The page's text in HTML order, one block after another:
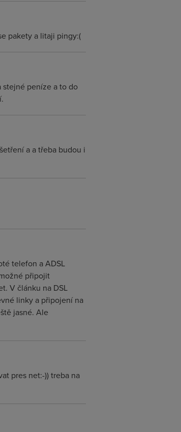
pakety a litaji pingy:(
stejné peníze a to do
a a třeba budou i
telefon a ADSL
připojit
V článku na DSL
linky a připojení na
jasné. Ale
pres net:-)) treba na